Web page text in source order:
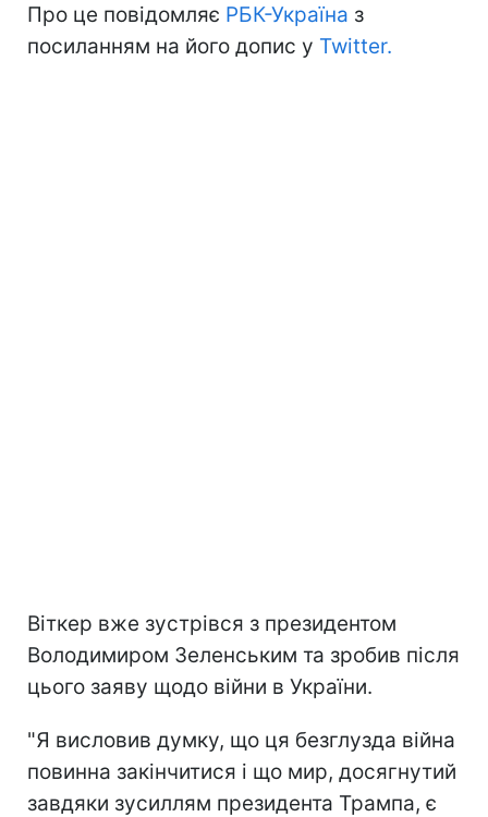
Про це повідомляє РБК-Україна з
посиланням на його допис у Twitter.
Віткер вже зустрівся з президентом
Володимиром Зеленським та зробив після
цього заяву щодо війни в України.
"Я висловив думку, що ця безглузда війна
повинна закінчитися і що мир, досягнутий
завдяки зусиллям президента Трампа, є